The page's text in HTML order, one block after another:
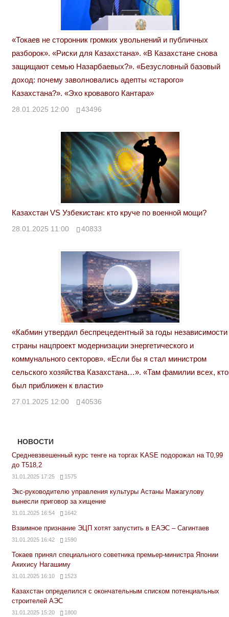
«Токаев не сторонник громких увольнений и публичных
разборок». «Риски для Казахстана». «В Казахстане снова
защищают семью Назарбаевых?». «Безусловный базовый
доход: почему заволновались адепты «старого»
Казахстана?». «Эхо кровавого Кантара»
28.01.2025 12:00 43496
Казахстан VS Узбекистан: кто круче по военной мощи?
28.01.2025 11:00 40833
«Кабмин утвердил беспрецедентный за годы независимости
страны нацпроект модернизации энергетического и
коммунального секторов». «Если бы я стал министром
сельского хозяйства Казахстана…». «Там фамилии всех, кто
был приближен к власти»
27.01.2025 12:00 40536
НОВОСТИ
Средневзвешенный курс тенге на торгах KASE подорожал на Т0,99
до Т518,2
31.01.2025 17:25 1575
Экс-руководителю управления культуры Астаны Мажагулову
вынесли приговор за хищение
31.01.2025 16:54 1642
Взаимное признание ЭЦП хотят запустить в ЕАЭС – Сагинтаев
31.01.2025 16:42 1590
Токаев принял специального советника премьер-министра Японии
Акихису Нагашиму
31.01.2025 16:10 1523
Казахстан определился с окончательным списком потенциальных
строителей АЭС
31.01.2025 15:20 1800